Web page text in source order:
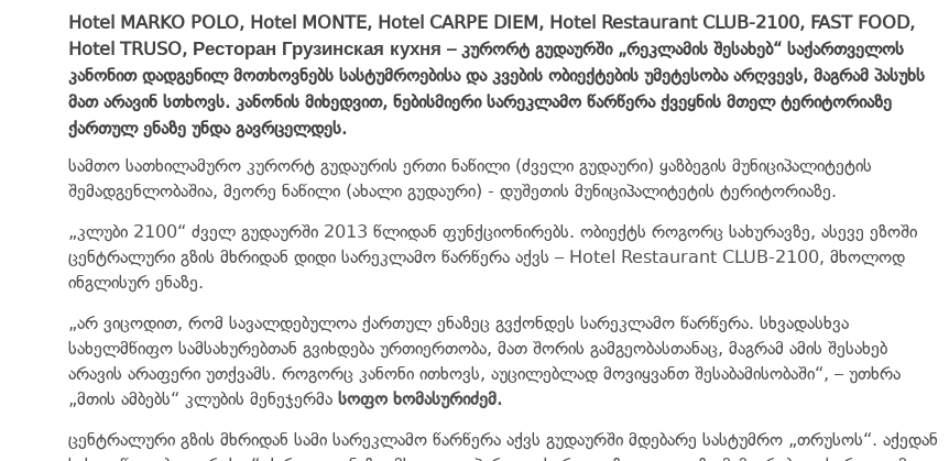
Hotel MARKO POLO, Hotel MONTE, Hotel CARPE DIEM, Hotel Restaurant CLUB-2100, FAST FOOD,
Hotel TRUSO, Ресторан Грузинская кухня – კურორტ გუდაურში „რეკლამის შესახებ“ საქართველოს
კანონით დადგენილ მოთხოვნებს სასტუმროებისა და კვების ობიექტების უმეტესობა არღვევს, მაგრამ პასუხს
მათ არავინ სთხოვს. კანონის მიხედვით, ნებისმიერი სარეკლამო წარწერა ქვეყნის მთელ ტერიტორიაზე
ქართულ ენაზე უნდა გავრცელდეს.
სამთო სათხილამურო კურორტ გუდაურის ერთი ნაწილი (ძველი გუდაური) ყაზბეგის მუნიციპალიტეტის
შემადგენლობაშია, მეორე ნაწილი (ახალი გუდაური) - დუშეთის მუნიციპალიტეტის ტერიტორიაზე.
„კლუბი 2100“ ძველ გუდაურში 2013 წლიდან ფუნქციონირებს. ობიექტს როგორც სახურავზე, ასევე ეზოში
ცენტრალური გზის მხრიდან დიდი სარეკლამო წარწერა აქვს – Hotel Restaurant CLUB-2100, მხოლოდ
ინგლისურ ენაზე.
„არ ვიცოდით, რომ სავალდებულოა ქართულ ენაზეც გვქონდეს სარეკლამო წარწერა. სხვადასხვა
სახელმწიფო სამსახურებთან გვიხდება ურთიერთობა, მათ შორის გამგეობასთანაც, მაგრამ ამის შესახებ
არავის არაფერი უთქვამს. როგორც კანონი ითხოვს, აუცილებლად მოვიყვანთ შესაბამისობაში“, – უთხრა
„მთის ამბებს“ კლუბის მენეჯერმა სოფო ხომასურიძემ.
ცენტრალური გზის მხრიდან სამი სარეკლამო წარწერა აქვს გუდაურში მდებარე სასტუმრო „თრუსოს“. აქედან